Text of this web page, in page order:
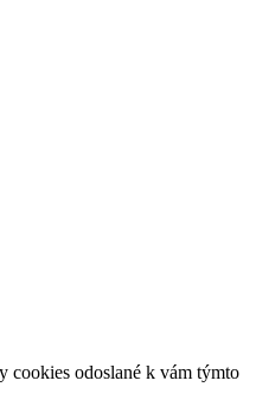
cookies odoslané k vám týmto